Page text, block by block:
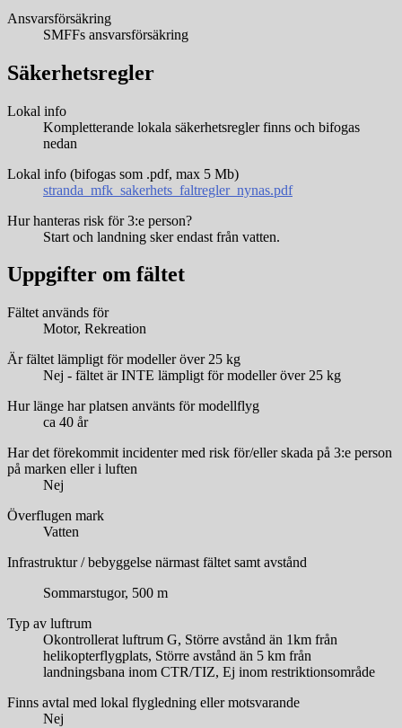
Ansvarsförsäkring
SMFFs ansvarsförsäkring
Säkerhetsregler
Lokal info
Kompletterande lokala säkerhetsregler finns och bifogas
nedan
Lokal info (bifogas som .pdf, max 5 Mb)
stranda_mfk_sakerhets_faltregler_nynas.pdf
Hur hanteras risk för 3:e person?
Start och landning sker endast från vatten.
Uppgifter om fältet
Fältet används för
Motor, Rekreation
Är fältet lämpligt för modeller över 25 kg
Nej - fältet är INTE lämpligt för modeller över 25 kg
Hur länge har platsen använts för modellflyg
ca 40 år
Har det förekommit incidenter med risk för/eller skada på 3:e person
på marken eller i luften
Nej
Överflugen mark
Vatten
Infrastruktur / bebyggelse närmast fältet samt avstånd
Sommarstugor, 500 m
Typ av luftrum
Okontrollerat luftrum G, Större avstånd än 1km från
helikopterflygplats, Större avstånd än 5 km från
landningsbana inom CTR/TIZ, Ej inom restriktionsområde
Finns avtal med lokal flygledning eller motsvarande
Nej